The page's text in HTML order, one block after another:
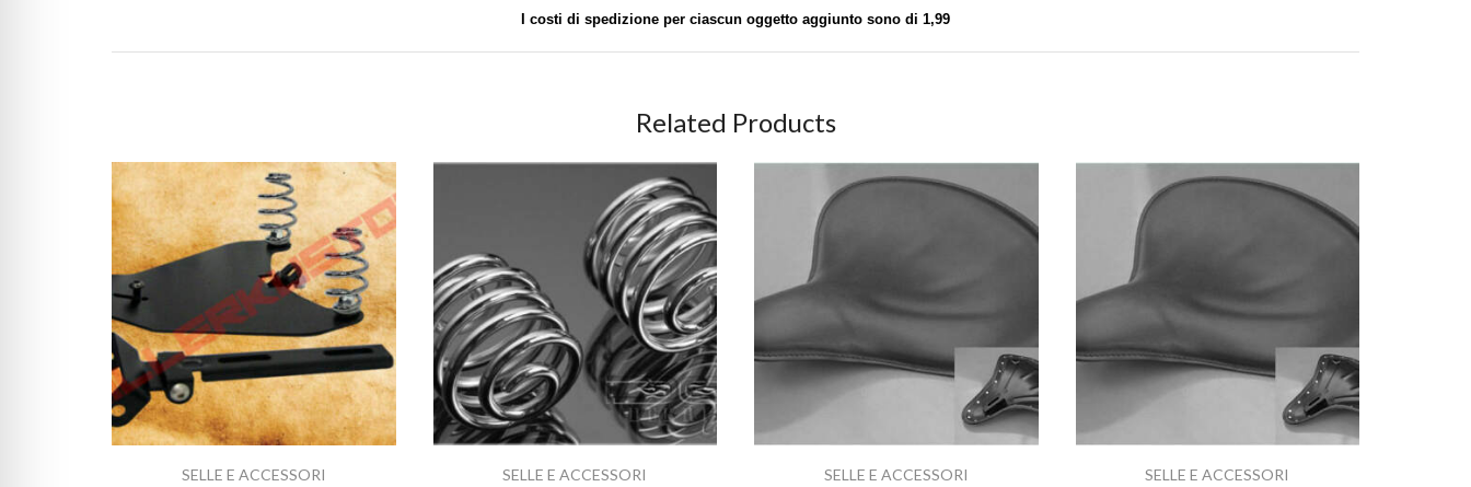
I costi di spedizione per ciascun oggetto aggiunto sono di 1,99
Related Products
SELLE E ACCESSORI SELLE E ACCESSORI SELLE E ACCESSORI SELLE E ACCESSORI